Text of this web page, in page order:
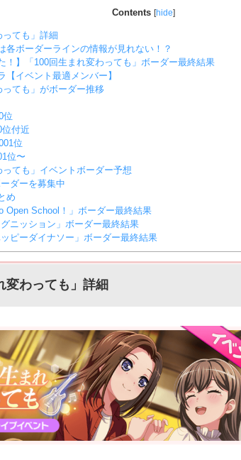
Contents [hide]
っても」詳細
各ボーダーラインの情報が見れない！？
！】「100回生まれ変わっても」ボーダー最終結果
【イベント最適メンバー】
っても」がボーダー推移
位
付近
位
位〜
っても」イベントボーダー予想
ダーを募集中
め
Open School！」ボーダー最終結果
ニッション」ボーダー最終結果
ピーダイナソー」ボーダー最終結果
変わっても」詳細